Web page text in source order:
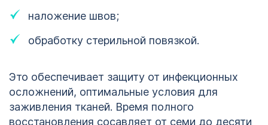
наложение швов;
обработку стерильной повязкой.
Это обеспечивает защиту от инфекционных
осложнений, оптимальные условия для
заживления тканей. Время полного
восстановления сосавляет от семи до десяти